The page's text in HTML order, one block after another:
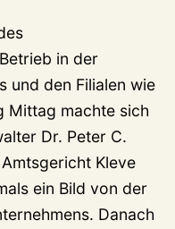
in der
und den Filialen wie
Mittag machte sich
Dr. Peter C.
Kleve
ein Bild von der
Danach